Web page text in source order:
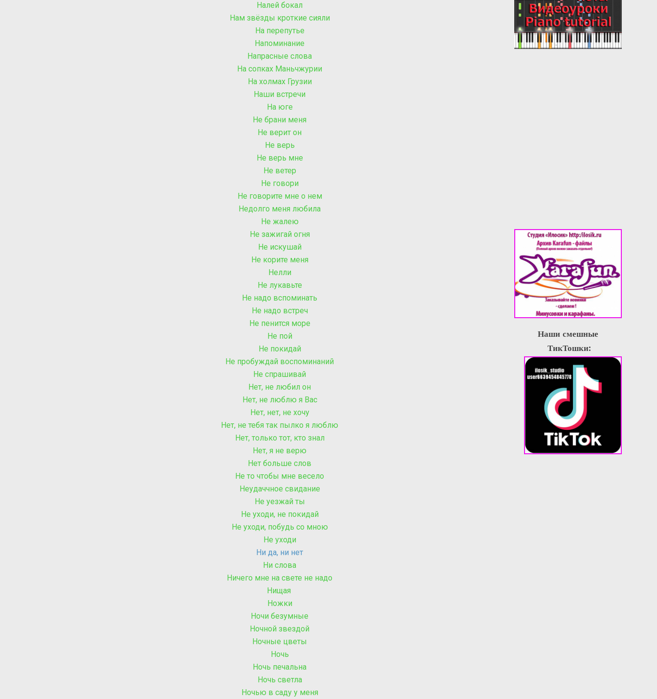
Наши смешные
ТикТошки:
Налей бокал
Нам звёзды кроткие сияли
На перепутье
Напоминание
Напрасные слова
На сопках Маньчжурии
На холмах Грузии
Наши встречи
На юге
Не брани меня
Не верит он
Не верь
Не верь мне
Не ветер
Не говори
Не говорите мне о нем
Недолго меня любила
Не жалею
Не зажигай огня
Не искушай
Не корите меня
Нелли
Не лукавьте
Не надо вспоминать
Не надо встреч
Не пенится море
Не пой
Не покидай
Не пробуждай воспоминаний
Не спрашивай
Нет, не любил он
Нет, не люблю я Вас
Нет, нет, не хочу
Нет, не тебя так пылко я люблю
Нет, только тот, кто знал
Нет, я не верю
Нет больше слов
Не то чтобы мне весело
Неудаччное свидание
Не уезжай ты
Не уходи, не покидай
Не уходи, побудь со мною
Не уходи
Ни да, ни нет
Ни слова
Ничего мне на свете не надо
Нищая
Ножки
Ночи безумные
Ночной звездой
Ночные цветы
Ночь
Ночь печальна
Ночь светла
Ночью в саду у меня